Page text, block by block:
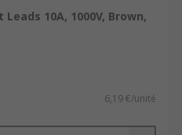
Leads 10A, 1000V, Brown,
6,19 €/unité